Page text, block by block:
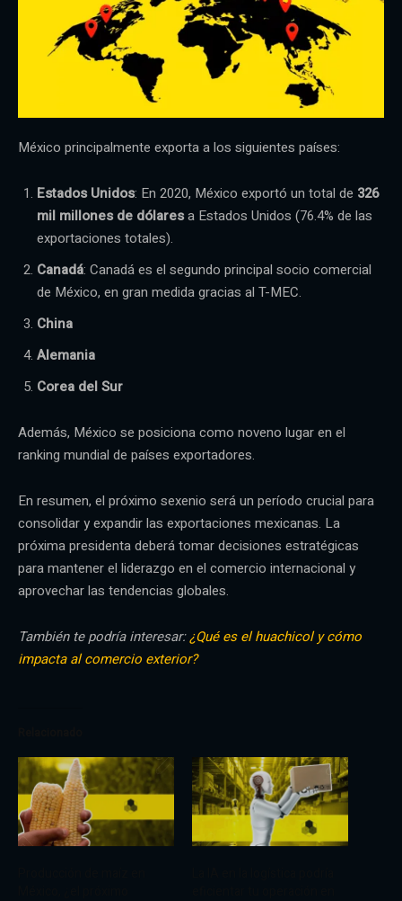
México principalmente exporta a los siguientes países:
Estados Unidos: En 2020, México exportó un total de 326
mil millones de dólaresa Estados Unidos (76.4% de las
exportaciones totales).
Canadá: Canadá es el segundo principal socio comercial
de México, en gran medida gracias al T-MEC.
China
Alemania
Corea del Sur
Además, México se posiciona como noveno lugar en el
ranking mundial de países exportadores.
En resumen, el próximo sexenio será un período crucial para
consolidar y expandir las exportaciones mexicanas. La
próxima presidenta deberá tomar decisiones estratégicas
para mantener el liderazgo en el comercio internacional y
aprovechar las tendencias globales.
También te podría interesar:¿Qué es el huachicol y cómo
impacta al comercio exterior?